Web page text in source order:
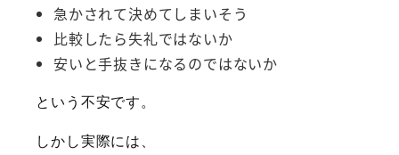
急かされて決めてしまいそう
比較したら失礼ではないか
安いと手抜きになるのではないか
という不安です。
しかし実際には、